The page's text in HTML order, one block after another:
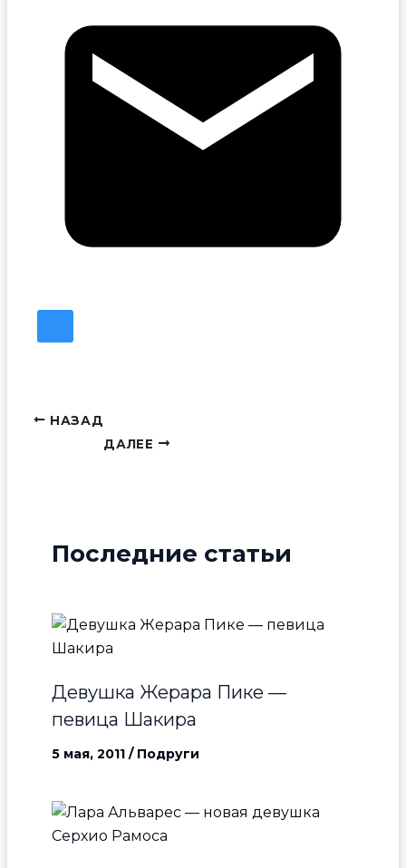
НАЗАД
ДАЛЕЕ
Последние статьи
Девушка Жерара Пике —
певица Шакира
5 мая, 2011 / Подруги